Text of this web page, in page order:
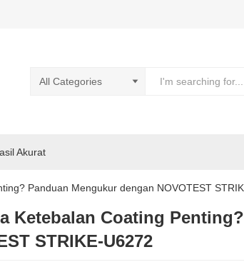
Akurat
Panduan Mengukur dengan NOVOTEST
Ketebalan Coating
STRIKE-U6272